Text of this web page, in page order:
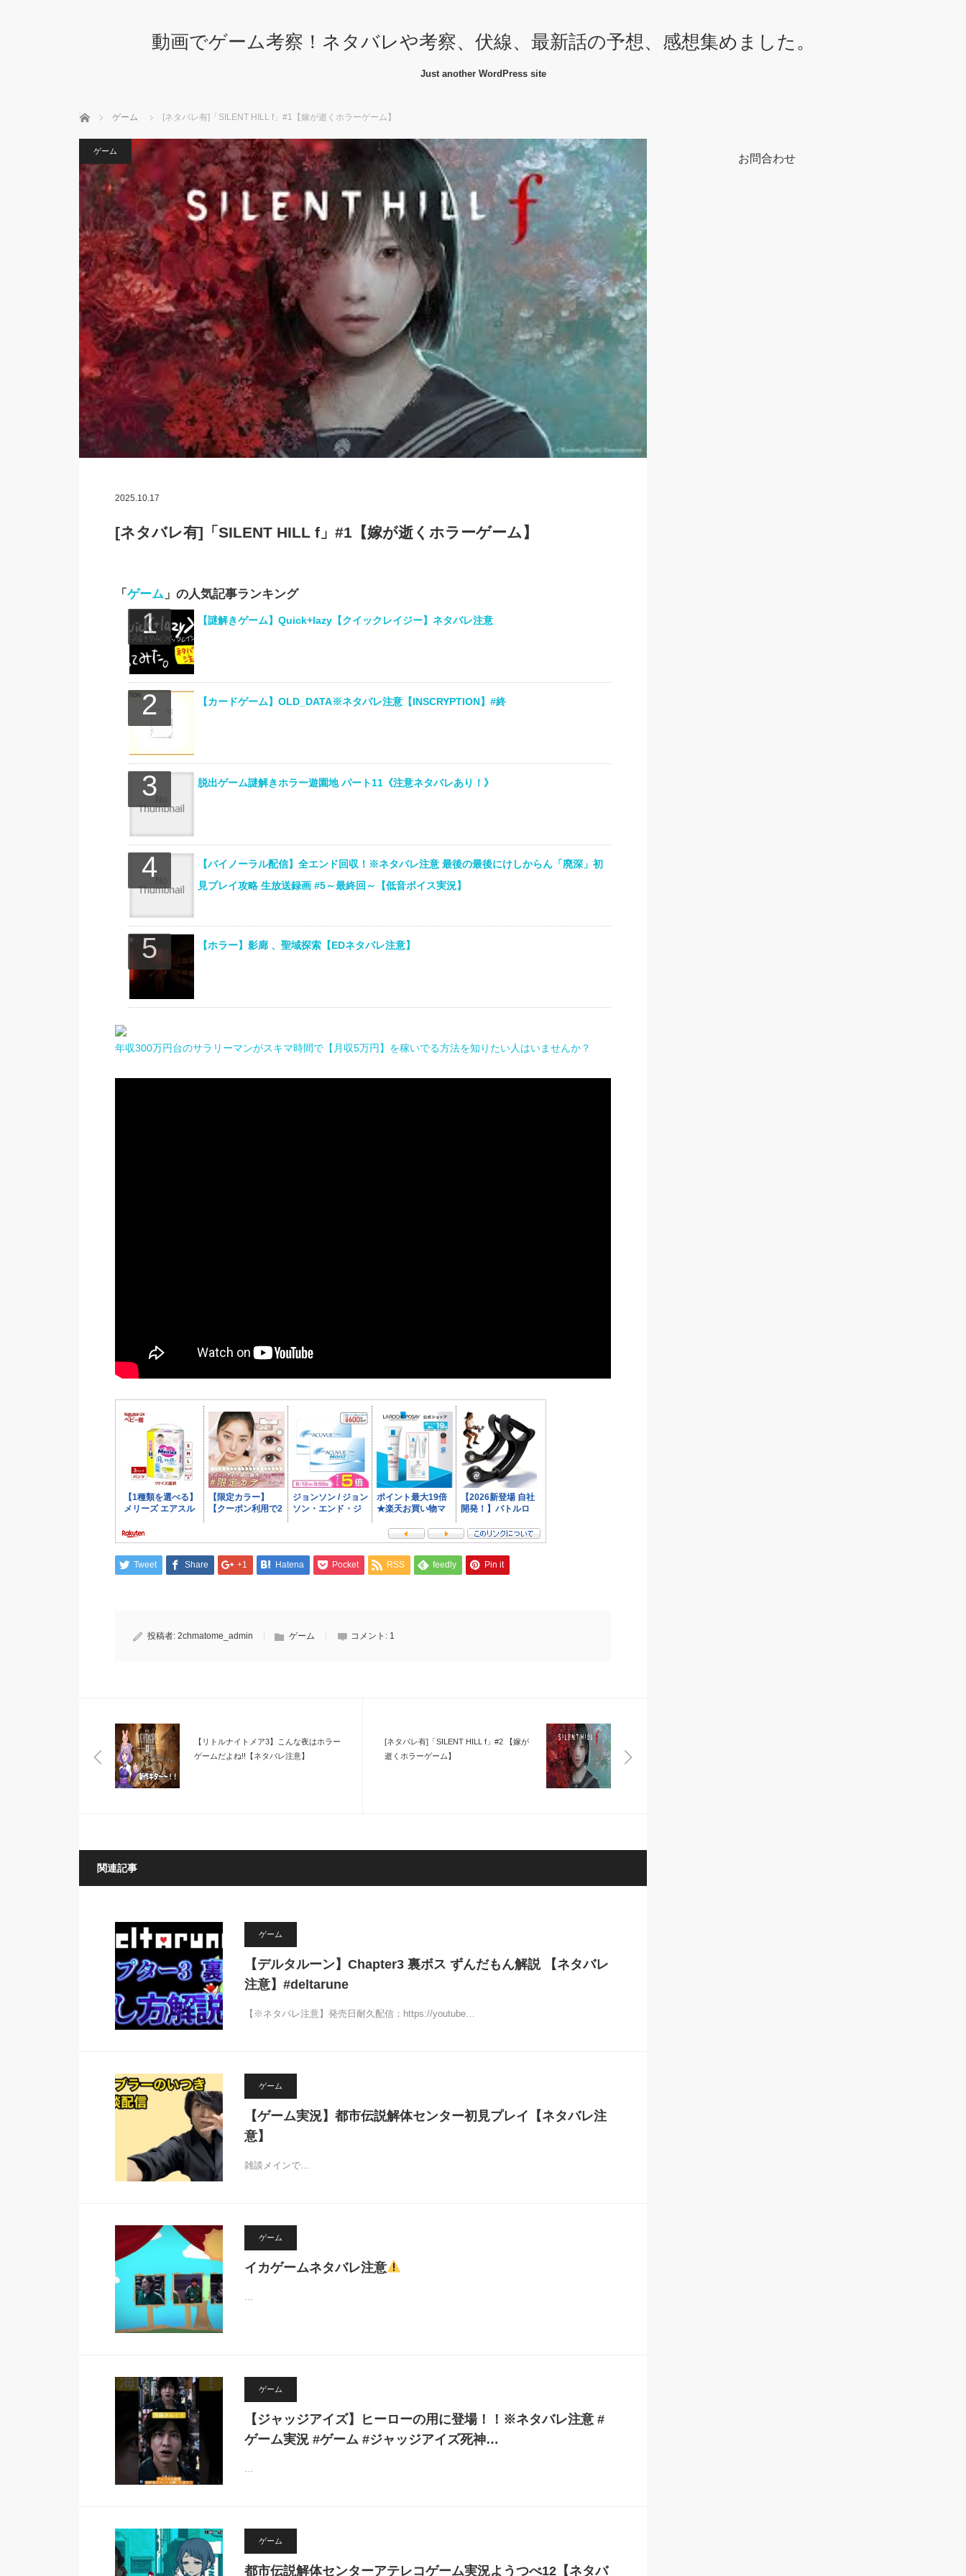
動画でゲーム考察！ネタバレや考察、伏線、最新話の予想、感想集めました。
Just another WordPress site
ホーム ゲーム [ネタバレ有]「SILENT HILL f」#1【嫁が逝くホラーゲーム】
ゲーム
2025.10.17
[ネタバレ有]「SILENT HILL f」#1【嫁が逝くホラーゲーム】
「 ゲーム」の人気記事ランキング
【謎解きゲーム】Quick+lazy【クイックレイジー】ネタバレ注意
【カードゲーム】OLD_DATA※ネタバレ注意【INSCRYPTION】#終
脱出ゲーム謎解きホラー遊園地 パート11《注意ネタバレあり！》
【バイノーラル配信】全エンド回収！※ネタバレ注意 最後の最後にけしからん「廃深」初
見プレイ攻略 生放送録画 #5～最終回～【低音ボイス実況】
【ホラー】影廊 、聖域探索【EDネタバレ注意】
年収300万円台のサラリーマンがスキマ時間で【月収5万円】を稼いでる方法を知りたい人はいませんか？
Tweet Share +1 Hatena Pocket RSS feedly Pin it
投稿者: 2chmatome_admin ゲーム コメント: 1
【リトルナイトメア3】こんな夜はホラー
ゲームだよね!!【ネタバレ注意】
[ネタバレ有]「SILENT HILL f」#2 【嫁が
逝くホラーゲーム】
関連記事
ゲーム
【デルタルーン】Chapter3 裏ボス ずんだもん解説 【ネタバレ
注意】#deltarune
【※ネタバレ注意】発売日耐久配信：https://youtube…
ゲーム
【ゲーム実況】都市伝説解体センター初見プレイ【ネタバレ注
意】
雑談メインで…
ゲーム
イカゲームネタバレ注意
ゲーム
【ジャッジアイズ】ヒーローの用に登場！！※ネタバレ注意 #
ゲーム実況 #ゲーム #ジャッジアイズ死神…
ゲーム
都市伝説解体センターアテレコゲーム実況ようつべ12【ネタバ
お問合わせ